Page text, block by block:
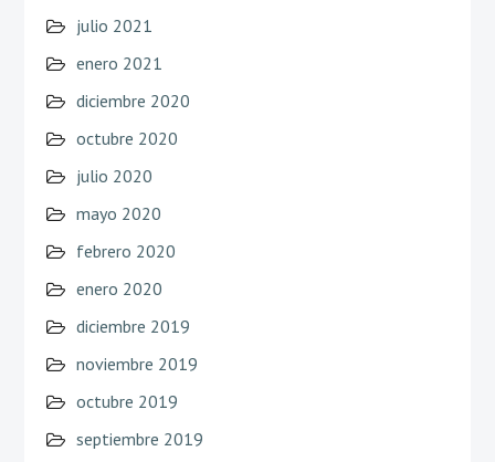
julio 2021
enero 2021
diciembre 2020
octubre 2020
julio 2020
mayo 2020
febrero 2020
enero 2020
diciembre 2019
noviembre 2019
octubre 2019
septiembre 2019